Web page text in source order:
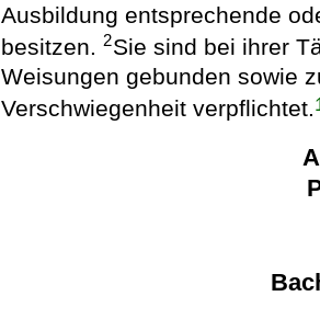
Ausbildung entsprechende
besitzen.2Sie sind bei ihrer
Weisungen gebunden sowie
Verschwiegenheit verpflichtet.